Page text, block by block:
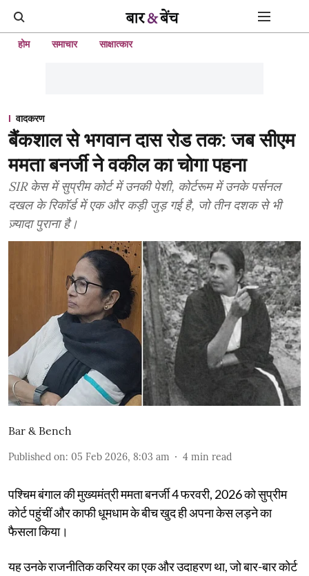
होम समाचार साक्षात्कार
वादकरण
बैंकशाल से भगवान दास रोड तक: जब सीएम
ममता बनर्जी ने वकील का चोगा पहना
SIR केस में सुप्रीम कोर्ट में उनकी पेशी, कोर्टरूम में उनके पर्सनल
दखल के रिकॉर्ड में एक और कड़ी जुड़ गई है, जो तीन दशक से भी
ज़्यादा पुराना है।
Bar & Bench
Published on: 05 Feb 2026, 8:03 am 4 min read
पश्चिम बंगाल की मुख्यमंत्री ममता बनर्जी 4 फरवरी, 2026 को सुप्रीम
कोर्ट पहुंचीं और काफी धूमधाम के बीच खुद ही अपना केस लड़ने का
फैसला किया।
यह उनके राजनीतिक करियर का एक और उदाहरण था, जो बार-बार कोर्ट